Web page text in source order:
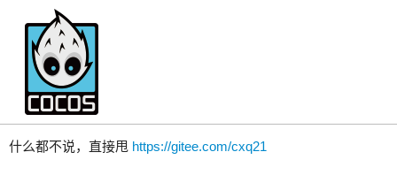
2606097218
什么都不说，直接甩 https://gitee.com/cxq21